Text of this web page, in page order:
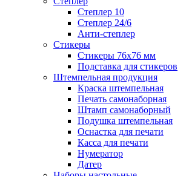
Степлер 10
Степлер 24/6
Анти-степлер
Стикеры
Стикеры 76x76 мм
Подставка для стикеров
Штемпельная продукция
Краска штемпельная
Печать самонаборная
Штамп самонаборный
Подушка штемпельная
Оснастка для печати
Касса для печати
Нумератор
Датер